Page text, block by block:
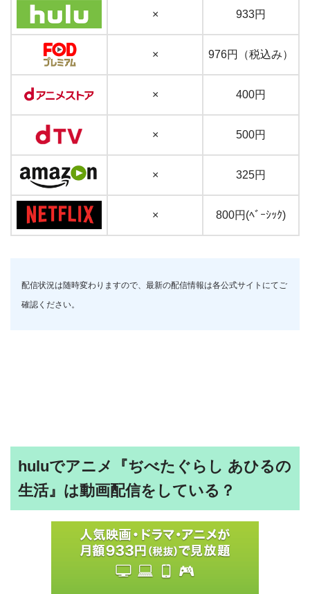
× 933円
× 976円（税込み）
× 400円
× 500円
× 325円
× 800円(ﾍﾞｰｼｯｸ)
配信状況は随時変わりますので、最新の配信情報は各公式サイトにてご
確認ください。
huluでアニメ『ぢべたぐらし あひるの
生活』は動画配信をしている？